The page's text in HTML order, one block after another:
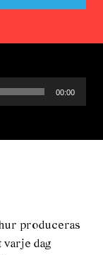
00:00
produceras
dag